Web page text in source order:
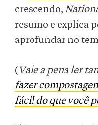
crescendo,
resumo e explica
aprofundar no
( Vale a pena ler
fazer
fácil do que você